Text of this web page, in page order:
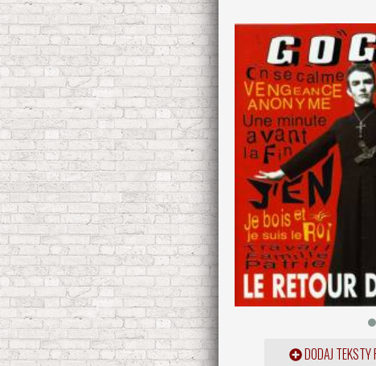
DODAJ TEKSTY